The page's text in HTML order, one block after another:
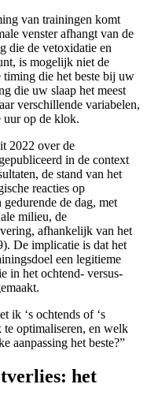
van trainingen komt
venster afhangt van de
die de vetoxidatie en
is mogelijk niet de
die het beste bij uw
die uw slaap het meest
verschillende variabelen,
uur op de klok.
2022 over de
in de context
de stand van het
reacties op
de dag, met
milieu, de
afhankelijk van het
De implicatie is dat het
een legitieme
in het ochtend- versus-
ik ‘s ochtends of ‘s
te optimaliseren, en welk
aanpassing het beste?”
het